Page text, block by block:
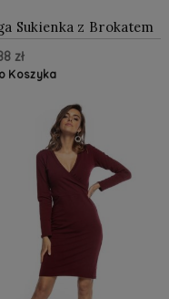
Sukienka z Brokatem
NU411-8
zł
Koszyka